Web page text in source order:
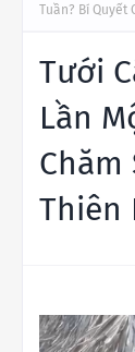
Tuần? Bí Quyết
Tưới
Lần
Chăm
Thiên